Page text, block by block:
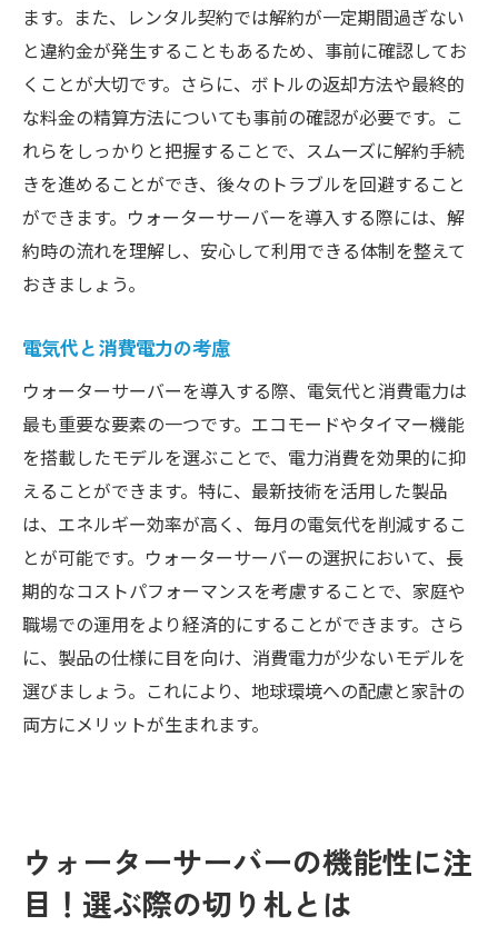
ます。また、レンタル契約では解約が一定期間過ぎない
と違約金が発生することもあるため、事前に確認してお
くことが大切です。さらに、ボトルの返却方法や最終的
な料金の精算方法についても事前の確認が必要です。こ
れらをしっかりと把握することで、スムーズに解約手続
きを進めることができ、後々のトラブルを回避すること
ができます。ウォーターサーバーを導入する際には、解
約時の流れを理解し、安心して利用できる体制を整えて
おきましょう。
電気代と消費電力の考慮
ウォーターサーバーを導入する際、電気代と消費電力は
最も重要な要素の一つです。エコモードやタイマー機能
を搭載したモデルを選ぶことで、電力消費を効果的に抑
えることができます。特に、最新技術を活用した製品
は、エネルギー効率が高く、毎月の電気代を削減するこ
とが可能です。ウォーターサーバーの選択において、長
期的なコストパフォーマンスを考慮することで、家庭や
職場での運用をより経済的にすることができます。さら
に、製品の仕様に目を向け、消費電力が少ないモデルを
選びましょう。これにより、地球環境への配慮と家計の
両方にメリットが生まれます。
ウォーターサーバーの機能性に注
目！選ぶ際の切り札とは